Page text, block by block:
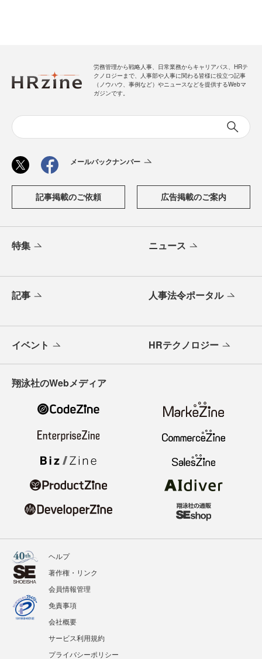
労務管理から戦略人事、日常業務からキャリアパス、HRテ
クノロジーまで、人事部や人事に関わる皆様に役立つ記事
（ノウハウ、事例など）やニュースなどを提供するWebマ
ガジンです。
メールバックナンバー
記事掲載のご依頼 広告掲載のご案内
特集 ニュース
記事 人事法令ポータル
イベント HRテクノロジー
翔泳社のWebメディア
ヘルプ
著作権・リンク
会員情報管理
免責事項
会社概要
サービス利用規約
プライバシーポリシー